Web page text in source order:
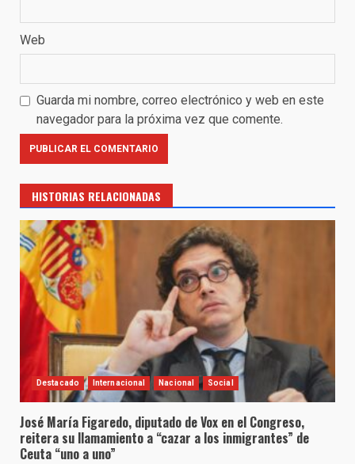
Web
Guarda mi nombre, correo electrónico y web en este
navegador para la próxima vez que comente.
HISTORIAS RELACIONADAS
Destacado Internacional Nacional Social
José María Figaredo, diputado de Vox en el Congreso,
reitera su llamamiento a “cazar a los inmigrantes” de
Ceuta “uno a uno”